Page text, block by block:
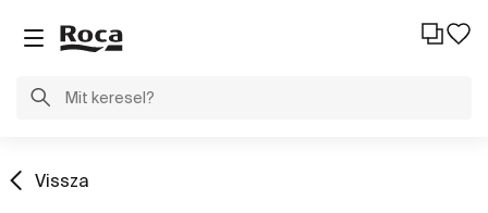
Vissza